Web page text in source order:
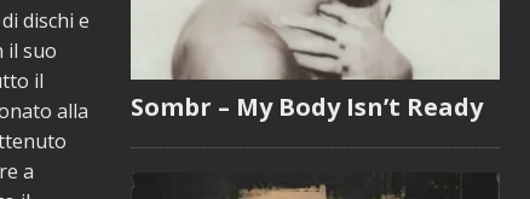
dischi e
il suo
il
alla
a
Sombr – My Body Isn’t Ready